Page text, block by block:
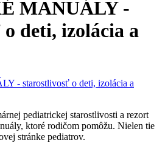
MANUÁLY -
deti, izolácia a
pediatrickej starostlivosti a rezort
ktoré rodičom pomôžu. Nielen tie
stránke pediatrov.